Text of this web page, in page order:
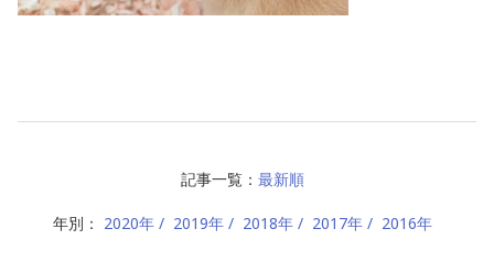
記事一覧： 最新順
年別： 2020年 2019年 2018年 2017年 2016年